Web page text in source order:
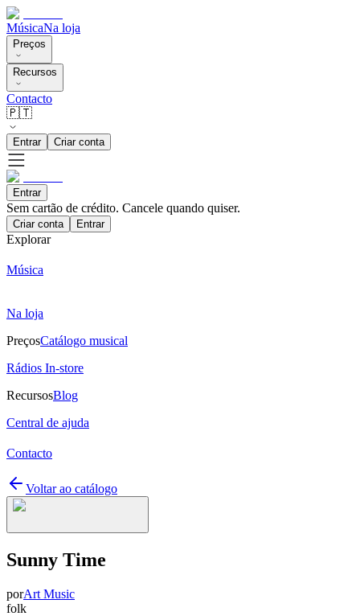
MúsicaNa loja
Preços
Recursos
Contacto
🇵🇹
Entrar Criar conta
Entrar
Sem cartão de crédito. Cancele quando quiser.
Criar conta Entrar
Explorar
Música
Na loja
PreçosCatálogo musical
Rádios In-store
RecursosBlog
Central de ajuda
Contacto
Voltar ao catálogo
Sunny Time
porArt Music
folk